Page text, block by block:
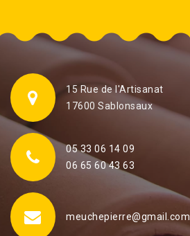
15 Rue de l'Artisanat
17600 Sablonsaux
05 33 06 14 09
06 65 60 43 63
meuchepierre@gmail.com